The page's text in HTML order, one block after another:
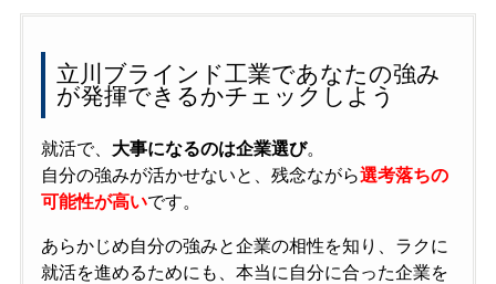
立川ブラインド工業であなたの強み
が発揮できるかチェックしよう
就活で、 大事になるのは企業選び。
自分の強みが活かせないと、残念ながら選考落ちの
可能性が高いです。
あらかじめ自分の強みと企業の相性を知り、ラクに
就活を進めるためにも、本当に自分に合った企業を